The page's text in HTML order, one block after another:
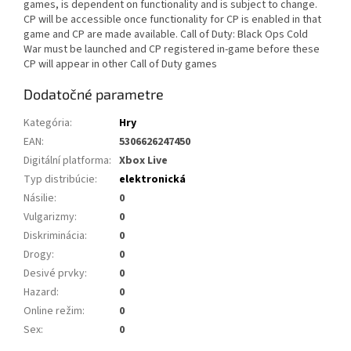
games, is dependent on functionality and is subject to change.
CP will be accessible once functionality for CP is enabled in that
game and CP are made available. Call of Duty: Black Ops Cold
War must be launched and CP registered in-game before these
CP will appear in other Call of Duty games
Dodatočné parametre
Kategória:
Hry
EAN:
5306626247450
Digitální platforma: Xbox Live
Typ distribúcie:
elektronická
Násilie:
0
Vulgarizmy:
0
Diskriminácia:
0
Drogy:
0
Desivé prvky:
0
Hazard:
0
Online režim:
0
Sex: 0